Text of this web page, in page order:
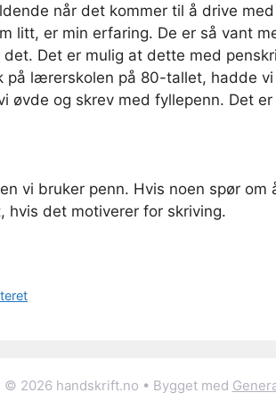
når det kommer til å drive
litt, er min erfaring. De er så vant
Det er mulig at dette med
på lærerskolen på 80-tallet, hadde vi
øvde og skrev med fyllepenn. Det er
vi bruker penn. Hvis noen spør om
hvis det motiverer for skriving.
© 2026 handskrift.no • Bygget med